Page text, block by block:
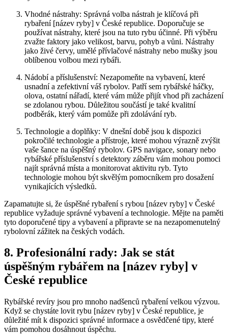
Vhodné nástrahy: Správná volba nástrah je klíčová při
rybaření [název ryby] v České republice. Doporučuje se
používat nástrahy, které jsou na⁤ tuto rybu‌ účinné. Při výběru
zvažte faktory jako velikost, barvu, pohyb⁤ a vůni. Nástrahy
jako⁣ živé červy, umělé přívlačové nástrahy nebo‍ mušky jsou
oblíbenou volbou mezi rybáři.
Nádobí ​a příslušenství: Nezapomeňte na vybavení, které
usnadní a zefektivní váš rybolov. Patří sem rybářské háčky,
olova, ostatní ⁢nářadí, které vám může přijít vhod při⁢ zacházení
se ⁢zdolanou‍ rybou. Důležitou součástí je také kvalitní
podběrák, který vám pomůže při zdolávání ryb.
Technologie ‍a doplňky:‌ V dnešní době jsou k dispozici
pokročilé technologie a přístroje, které mohou výrazně zvýšit
vaše šance na úspěšný rybolov.⁤ GPS navigace, sonary nebo
rybářské příslušenství s detektory záběru vám mohou pomoci
najít správná místa a monitorovat aktivitu ‌ryb. Tyto
technologie mohou být skvělým pomocníkem pro dosažení
vynikajících výsledků.
Zapamatujte si, že úspěšné rybaření⁢ s rybou [název ryby] v České
republice vyžaduje správné vybavení a technologie. Mějte na⁣ paměti⁣
tyto doporučené tipy a vybavení ​a připravte se na nezapomenutelný
rybolovní zážitek na českých vodách.
8. Profesionální rady: Jak se stát
úspěšným rybářem na [název ryby] v​
České republice
Rybářské revíry jsou ⁣pro mnoho nadšenců rybaření velkou výzvou.
Když se chystáte lovit rybu [název ryby] v České republice, je
⁣důležité mít k dispozici správné informace a osvědčené tipy,‍ které
vám pomohou dosáhnout úspěchu.